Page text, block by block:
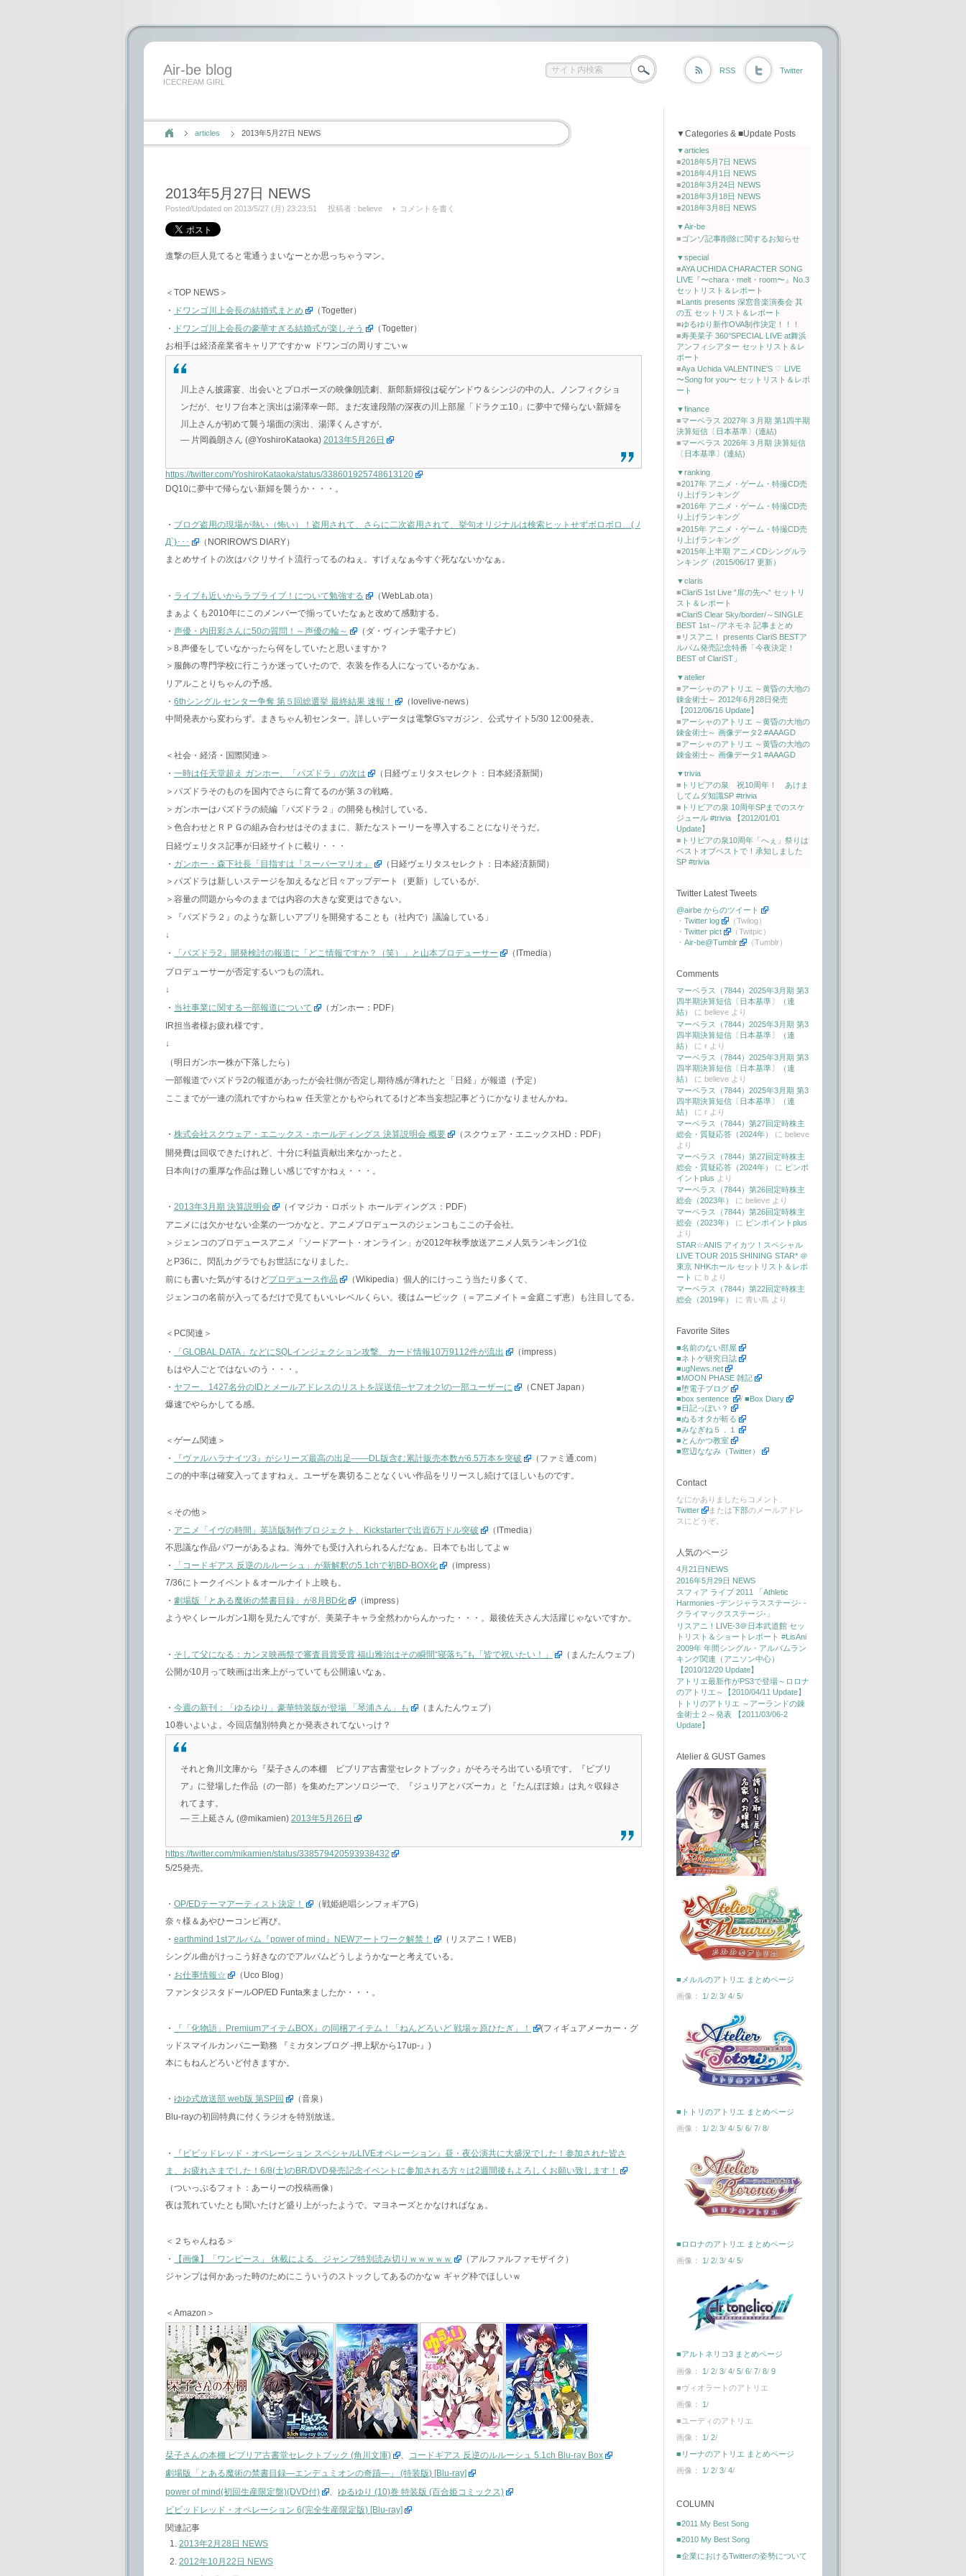
Air-be blog
ICECREAM GIRL
RSS Twitter
articles 2013年5月27日 NEWS
2013年5月27日 NEWS
Posted/Updated on 2013/5/27 (月) 23:23:51 投稿者 : believe コメントを書く
進撃の巨人見てると電通うまいなーとか思っちゃうマン。
＜TOP NEWS＞
・
ドワンゴ川上会長の結婚式まとめ
（Togetter）
・
ドワンゴ川上会長の豪華すぎる結婚式が楽しそう
（Togetter）
お相手は経済産業省キャリアですかｗ ドワンゴの周りすごいｗ
川上さん披露宴、出会いとプロポーズの映像朗読劇、新郎新婦役は碇ゲンドウ＆シンジの中の人。ノンフィクショ
ンだが、セリフ台本と演出は湯澤幸一郎。まだ友達段階の深夜の川上部屋「ドラクエ10」に夢中で帰らない新婦を
川上さんが初めて襲う場面の演出、湯澤くんさすが。
— 片岡義朗さん (@YoshiroKataoka) 2013年5月26日
https://twitter.com/YoshiroKataoka/status/338601925748613120
DQ10に夢中で帰らない新婦を襲うか・・・。
・ ブログ盗用の現場が熱い（怖い）！盗用されて、さらに二次盗用されて、挙句オリジナルは検索ヒットせずボロボロ…( ﾉ
Д`)･･･
（NORIROW'S DIARY）
まとめサイトの次はパクリサイト流行ってるのねぇ。すげぇなぁ今すぐ死なないかなぁ。
・ ライブも近いからラブライブ！について勉強する
（WebLab.ota）
まぁよくも2010年にこのメンバーで揃っていたなぁと改めて感動する。
・ 声優・内田彩さんに50の質問！～声優の輪～
（ダ・ヴィンチ電子ナビ）
＞8.声優をしていなかったら何をしていたと思いますか？
＞服飾の専門学校に行こうか迷っていたので、衣装を作る人になっているかなぁ。
リアルことりちゃんの予感。
・ 6thシングル センター争奪 第５回総選挙 最終結果 速報！
（lovelive-news）
中間発表から変わらず。まきちゃん初センター。詳しいデータは電撃G'sマガジン、公式サイト5/30 12:00発表。
＜社会・経済・国際関連＞
・ 一時は任天堂超え ガンホー、「パズドラ」の次は
（日経ヴェリタスセレクト：日本経済新聞）
＞パズドラそのものを国内でさらに育てるのが第３の戦略。
＞ガンホーはパズドラの続編「パズドラ２」の開発も検討している。
＞色合わせとＲＰＧの組み合わせはそのままに、新たなストーリーを導入することになりそうだ。
日経ヴェリタス記事が日経サイトに載り・・・
・ ガンホー・森下社長「目指すは『スーパーマリオ』
（日経ヴェリタスセレクト：日本経済新聞）
＞パズドラは新しいステージを加えるなど日々アップデート（更新）しているが、
＞容量の問題から今のままでは内容の大きな変更はできない。
＞『パズドラ２』のような新しいアプリを開発することも（社内で）議論している」
↓
・
「パズドラ2」開発検討の報道に「どこ情報ですか？（笑）」と山本プロデューサー
（ITmedia）
プロデューサーが否定するいつもの流れ。
↓
・ 当社事業に関する一部報道について
（ガンホー：PDF）
IR担当者様お疲れ様です。
↓
（明日ガンホー株が下落したら）
一部報道でパズドラ2の報道があったが会社側が否定し期待感が薄れたと「日経」が報道（予定）
ここまでが一連の流れですからねｗ 任天堂とかもやられてるけど本当妄想記事どうにかなりませんかね。
・ 株式会社スクウェア・エニックス・ホールディングス 決算説明会 概要
（スクウェア・エニックスHD：PDF）
開発費は回収できたけれど、十分に利益貢献出来なかったと。
日本向けの重厚な作品は難しい感じですかねぇ・・・。
・ 2013年3月期 決算説明会
（イマジカ・ロボット ホールディングス：PDF）
アニメには欠かせない企業の一つかなと。アニメプロデュースのジェンコもここの子会社。
＞ジェンコのプロデュースアニメ「ソードアート・オンライン」が2012年秋季放送アニメ人気ランキング1位
とP36に。閃乱カグラでもお世話になりました。
前にも書いた気がするけどプロデュース作品
（Wikipedia）個人的にけっこう当たり多くて、
ジェンコの名前が入ってるだけで見てもいいレベルくらい。後はムービック（＝アニメイト＝金庭こず恵）も注目してる。
＜PC関連＞
・
「GLOBAL DATA」などにSQLインジェクション攻撃、カード情報10万9112件が流出
（impress）
もはや人ごとではないのう・・・。
・ ヤフー、1427名分のIDとメールアドレスのリストを誤送信--ヤフオク!の一部ユーザーに
（CNET Japan）
爆速でやらかしてる感。
＜ゲーム関連＞
・
『ヴァルハラナイツ3』がシリーズ最高の出足――DL版含む累計販売本数が6.5万本を突破
（ファミ通.com）
この的中率は確変入ってますねぇ。ユーザを裏切ることなくいい作品をリリースし続けてほしいものです。
＜その他＞
・ アニメ「イヴの時間」英語版制作プロジェクト、Kickstarterで出資6万ドル突破
（ITmedia）
不思議な作品パワーがあるよね。海外でも受け入れられるんだなぁ。日本でも出してよｗ
・
「コードギアス 反逆のルルーシュ」が新解釈の5.1chで初BD-BOX化
（impress）
7/36にトークイベント＆オールナイト上映も。
・ 劇場版「とある魔術の禁書目録」が8月BD化
（impress）
ようやくレールガン1期を見たんですが、美菜子キャラ全然わからんかった・・・。最後佐天さん大活躍じゃないですか。
・ そして父になる：カンヌ映画祭で審査員賞受賞 福山雅治はその瞬間“寝落ち”も「皆で祝いたい！」
（まんたんウェブ）
公開が10月って映画は出来上がっていても公開遠いなぁ。
・ 今週の新刊：「ゆるゆり」豪華特装版が登場 「琴浦さん」も
（まんたんウェブ）
10巻いよいよ。今回店舗別特典とか発表されてないっけ？
それと角川文庫から『栞子さんの本棚 ビブリア古書堂セレクトブック』がそろそろ出ている頃です。『ビブリ
ア』に登場した作品（の一部）を集めたアンソロジーで、『ジュリアとバズーカ』と『たんぽぽ娘』は丸々収録さ
れてます。
— 三上延さん (@mikamien) 2013年5月26日
https://twitter.com/mikamien/status/338579420593938432
5/25発売。
・ OP/EDテーマアーティスト決定！
（戦姫絶唱シンフォギアG）
奈々様＆あやひーコンビ再び。
・ earthmind 1stアルバム『power of mind』NEWアートワーク解禁！
（リスアニ！WEB）
シングル曲がけっこう好きなのでアルバムどうしようかなーと考えている。
・ お仕事情報☆
（Uco Blog）
ファンタジスタドールOP/ED Funta来ましたか・・・。
・ 『「化物語」PremiumアイテムBOX』の同梱アイテム！「ねんどろいど 戦場ヶ原ひたぎ」！
(フィギュアメーカー・グ
ッドスマイルカンパニー勤務 『ミカタンブログ -押上駅から17up-』)
本にもねんどろいど付きますか。
・ ゆゆ式放送部 web版 第SP回
（音泉）
Blu-rayの初回特典に付くラジオを特別放送。
・
『ビビッドレッド・オペレーション スペシャルLIVEオペレーション』昼・夜公演共に大盛況でした！参加された皆さ
ま、お疲れさまでした！6/8(土)のBR/DVD発売記念イベントに参加される方々は2週間後もよろしくお願い致します！
（ついっぷるフォト：あーりーの投稿画像）
夜は荒れていたとも聞いたけど盛り上がったようで。マヨネーズとかなければなぁ。
＜２ちゃんねる＞
・
【画像】「ワンピース」 休載による、ジャンプ特別読み切りｗｗｗｗｗ
（アルファルファモザイク）
ジャンプは何かあった時のためにこういうのストックしてあるのかなｗ ギャグ枠でほしいｗ
＜Amazon＞
栞子さんの本棚 ビブリア古書堂セレクトブック (角川文庫) 、 コードギアス 反逆のルルーシュ 5.1ch Blu-ray Box
劇場版「とある魔術の禁書目録―エンデュミオンの奇蹟―」 (特装版) [Blu-ray]
power of mind(初回生産限定盤)(DVD付)
ゆるゆり (10)巻 特装版 (百合姫コミックス)
ビビッドレッド・オペレーション 6(完全生産限定版) [Blu-ray]
関連記事
2013年2月28日 NEWS
2012年10月22日 NEWS
▼Categories & ■Update Posts
▼articles
■2018年5月7日 NEWS
■2018年4月1日 NEWS
■2018年3月24日 NEWS
■2018年3月18日 NEWS
■2018年3月8日 NEWS
▼Air-be
■ゴンゾ記事削除に関するお知らせ
▼special
■AYA UCHIDA CHARACTER SONG
LIVE『〜chara・melt・room〜』No.3
セットリスト＆レポート
■Lantis presents 深窓音楽演奏会 其
の五 セットリスト＆レポート
■ゆるゆり新作OVA制作決定！！！
■寿美菜子 360°SPECIAL LIVE at舞浜
アンフィシアター セットリスト＆レ
ポート
■Aya Uchida VALENTINE'S ♡ LIVE
〜Song for you〜 セットリスト＆レポ
ート
▼finance
■マーベラス 2027年３月期 第1四半期
決算短信〔日本基準〕(連結)
■マーベラス 2026年３月期 決算短信
〔日本基準〕(連結)
▼ranking
■2017年 アニメ・ゲーム・特撮CD売
り上げランキング
■2016年 アニメ・ゲーム・特撮CD売
り上げランキング
■2015年 アニメ・ゲーム・特撮CD売
り上げランキング
■2015年上半期 アニメCDシングルラ
ンキング（2015/06/17 更新）
▼claris
■ClariS 1st Live “扉の先へ“ セットリ
スト＆レポート
■ClariS Clear Sky/border/～SINGLE
BEST 1st～/アネモネ 記事まとめ
■ リスアニ！ presents ClariS BESTア
ルバム発売記念特番「今夜決定！
BEST of ClariST」
▼atelier
■アーシャのアトリエ ～黄昏の大地の
錬金術士～ 2012年6月28日発売
【2012/06/16 Update】
■アーシャのアトリエ ～黄昏の大地の
錬金術士～ 画像データ2 #AAAGD
■アーシャのアトリエ ～黄昏の大地の
錬金術士～ 画像データ1 #AAAGD
▼trivia
■ トリビアの泉 祝10周年！ あけま
してムダ知識SP #trivia
■ トリビアの泉 10周年SPまでのスケ
ジュール #trivia 【2012/01/01
Update】
■ トリビアの泉10周年「へぇ」祭りは
ベストオブベストで！承知しました
SP #trivia
Twitter Latest Tweets
@airbe からのツイート
・ Twitter log
（Twilog）
・ Twitter pict
（Twitpic）
・ Air-be@Tumblr （Tumblr）
Comments
マーベラス（7844）2025年3月期 第3
四半期決算短信〔日本基準〕（連
結）
に believe より
マーベラス（7844）2025年3月期 第3
四半期決算短信〔日本基準〕（連
結）
に r より
マーベラス（7844）2025年3月期 第3
四半期決算短信〔日本基準〕（連
結）
に believe より
マーベラス（7844）2025年3月期 第3
四半期決算短信〔日本基準〕（連
結）
に r より
マーベラス（7844）第27回定時株主
総会・質疑応答（2024年）
に believe
より
マーベラス（7844）第27回定時株主
総会・質疑応答（2024年）
に ピンポ
イントplus より
マーベラス（7844）第26回定時株主
総会（2023年）
に believe より
マーベラス（7844）第26回定時株主
総会（2023年）
に ピンポイントplus
より
STAR☆ANIS アイカツ！スペシャル
LIVE TOUR 2015 SHINING STAR* ＠
東京 NHKホール セットリスト＆レポ
ート に b より
マーベラス（7844）第22回定時株主
総会（2019年）
に 青い鳥 より
Favorite Sites
■名前のない部屋
■ネトゲ研究日誌
■ugNews.net
■MOON PHASE 雑記
■堕電子ブログ
■box sentence
/ ■Box Diary
■日記っぽい？
■ぬるオタが斬る
■みなぎね５．１
■とんかつ教室
■窓辺ななみ（Twitter）
Contact
なにかありましたらコメント、
Twitter
または下部のメールアドレ
スにどうぞ。
人気のページ
4月21日NEWS
2016年5月29日 NEWS
スフィア ライブ 2011 「Athletic
Harmonies -デンジャラスステージ- -
クライマックスステージ-」
リスアニ！LIVE-3＠日本武道館 セッ
トリスト＆ショートレポート #LisAni
2009年 年間シングル・アルバムラン
キング関連（アニソン中心）
【2010/12/20 Update】
アトリエ最新作がPS3で登場～ロロナ
のアトリエ～【2010/04/11 Update】
トトリのアトリエ ～アーランドの錬
金術士２～発表 【2011/03/06-2
Update】
Atelier & GUST Games
■メルルのアトリエ まとめページ
画像： 1/ 2/ 3/ 4/ 5/
■トトリのアトリエ まとめページ
画像： 1/ 2/ 3/ 4/ 5/ 6/ 7/ 8/
■ロロナのアトリエ まとめページ
画像： 1 / 2/ 3/ 4/ 5/
■アルトネリコ3 まとめページ
画像： 1/ 2/ 3/ 4/ 5/ 6/ 7/ 8/ 9
■ヴィオラートのアトリエ
画像： 1/
■ユーディのアトリエ
画像： 1/ 2/
■リーナのアトリエ まとめページ
画像： 1/ 2/ 3/ 4/
COLUMN
■2011 My Best Song
■2010 My Best Song
■企業におけるTwitterの姿勢について